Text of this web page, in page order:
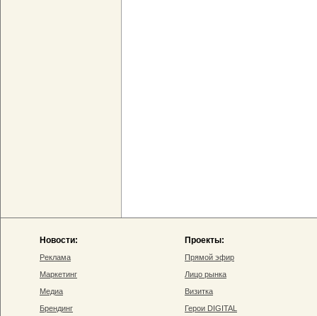
Новости:
Реклама
Маркетинг
Медиа
Брендинг
Проекты:
Прямой эфир
Лицо рынка
Визитка
Герои DIGITAL